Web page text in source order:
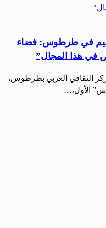
في طرطوس: فضاء
في هذا المجال”
الثقافي العربي بطرطوس،
الأول،…